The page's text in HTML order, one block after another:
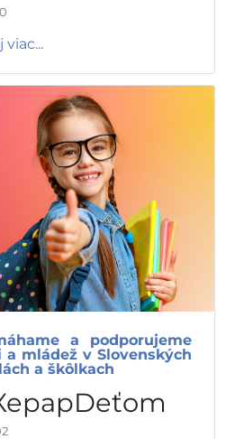
viac...
a podporujeme
a mládež v Slovenských
a škôlkach